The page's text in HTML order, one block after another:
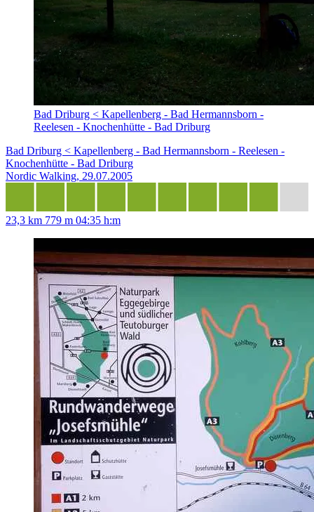
Bad Driburg < Kapellenberg - Bad Hermannsborn -
Reelesen - Knochenhütte - Bad Driburg
Bad Driburg < Kapellenberg - Bad Hermannsborn - Reelesen -
Knochenhütte - Bad Driburg
Nordic Walking, 29.07.2005
23,3 km 779 m 04:35 h:m